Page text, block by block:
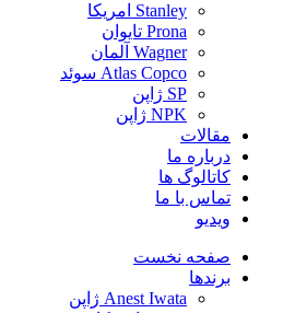
Stanley امریکا
Prona تایوان
Wagner آلمان
Atlas Copco سوئد
SP ژاپن
NPK ژاپن
مقالات
درباره ما
کاتالوگ ها
تماس با ما
ویدیو
صفحه نخست
برندها
Anest Iwata ژاپن